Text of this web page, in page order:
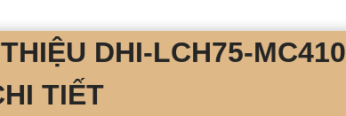
DHI-LCH75-
TIẾT